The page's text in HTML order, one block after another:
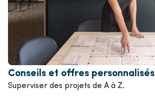
Conseils et offres personnalisés
Superviser des projets de A à Z.